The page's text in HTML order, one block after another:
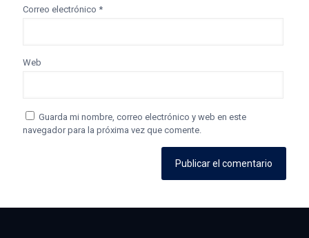
Correo electrónico *
Web
Guarda mi nombre, correo electrónico y web en este
navegador para la próxima vez que comente.